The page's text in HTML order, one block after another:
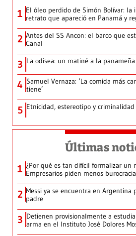
1 El óleo perdido de Simón Bolívar: la
retrato que apareció en Panamá y
2 Antes del SS Ancon: el barco que
Canal
3 La odisea: un matiné a la panameña
4 Samuel Vernaza: ‘La comida más
tiene’
5 Etnicidad, estereotipo y criminalidad
Últimas
1 ¿Por qué es tan difícil formalizar un
Empresarios piden menos burocracia
2 Messi ya se encuentra en Argentina
padre
3 Detienen provisionalmente a
arma en el Instituto José Dolores